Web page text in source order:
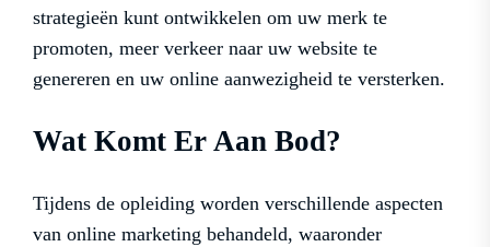
strategieën kunt ontwikkelen om uw merk te
promoten, meer verkeer naar uw website te
genereren en uw online aanwezigheid te versterken.
Wat Komt Er Aan Bod?
Tijdens de opleiding worden verschillende aspecten
van online marketing behandeld, waaronder